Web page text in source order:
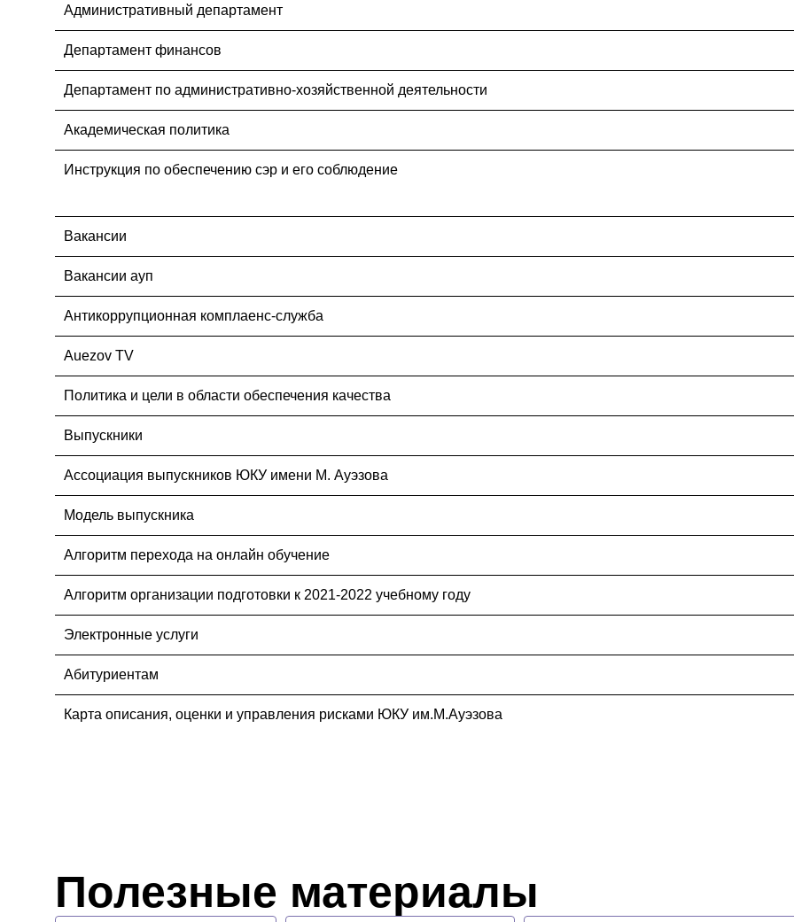
Административный департамент
Департамент финансов
Департамент по административно-хозяйственной деятельности
Академическая политика
Инструкция по обеспечению сэр и его соблюдение
Вакансии
Вакансии ауп
Антикоррупционная комплаенс-служба
Auezov TV
Политика и цели в области обеспечения качества
Выпускники
Ассоциация выпускников ЮКУ имени М. Ауэзова
Модель выпускника
Алгоритм перехода на онлайн обучение
Алгоритм организации подготовки к 2021-2022 учебному году
Электронные услуги
Абитуриентам
Карта описания, оценки и управления рисками ЮКУ им.М.Ауэзова
Полезные материалы